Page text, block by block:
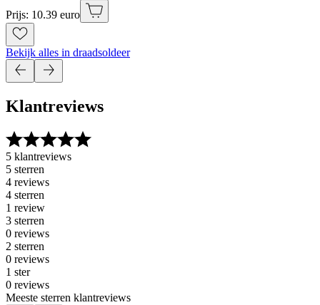
Prijs: 10.39 euro
Bekijk alles in draadsoldeer
Klantreviews
5 klantreviews
5 sterren
4 reviews
4 sterren
1 review
3 sterren
0 reviews
2 sterren
0 reviews
1 ster
0 reviews
Meeste sterren klantreviews